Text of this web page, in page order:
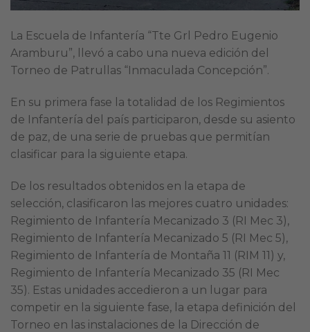
La Escuela de Infantería “Tte Grl Pedro Eugenio
Aramburu”, llevó a cabo una nueva edición del
Torneo de Patrullas “Inmaculada Concepción”.
En su primera fase la totalidad de los Regimientos
de Infantería del país participaron, desde su asiento
de paz, de una serie de pruebas que permitían
clasificar para la siguiente etapa.
De los resultados obtenidos en la etapa de
selección, clasificaron las mejores cuatro unidades:
Regimiento de Infantería Mecanizado 3 (RI Mec 3),
Regimiento de Infantería Mecanizado 5 (RI Mec 5),
Regimiento de Infantería de Montaña 11 (RIM 11) y,
Regimiento de Infantería Mecanizado 35 (RI Mec
35). Estas unidades accedieron a un lugar para
competir en la siguiente fase, la etapa definición del
Torneo en las instalaciones de la Dirección de